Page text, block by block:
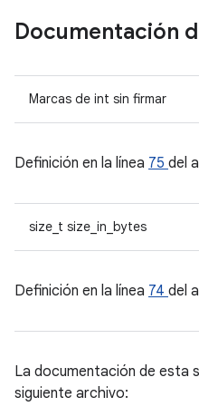
Documentación
Marcas de int sin firmar
Definición en la línea 75 del
size_t size_in_bytes
Definición en la línea 74 del
La documentación de esta
siguiente archivo: